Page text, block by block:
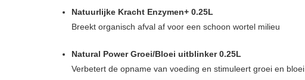
Natuurlijke Kracht Enzymen+ 0.25L
Breekt organisch afval af voor een schoon wortel milieu
Natural Power Groei/Bloei uitblinker 0.25L
Verbetert de opname van voeding en stimuleert groei en bloei